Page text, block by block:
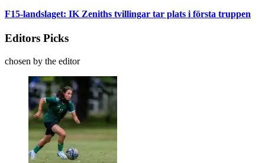
F15-landslaget: IK Zeniths tvillingar tar plats i första truppen
Editors Picks
chosen by the editor